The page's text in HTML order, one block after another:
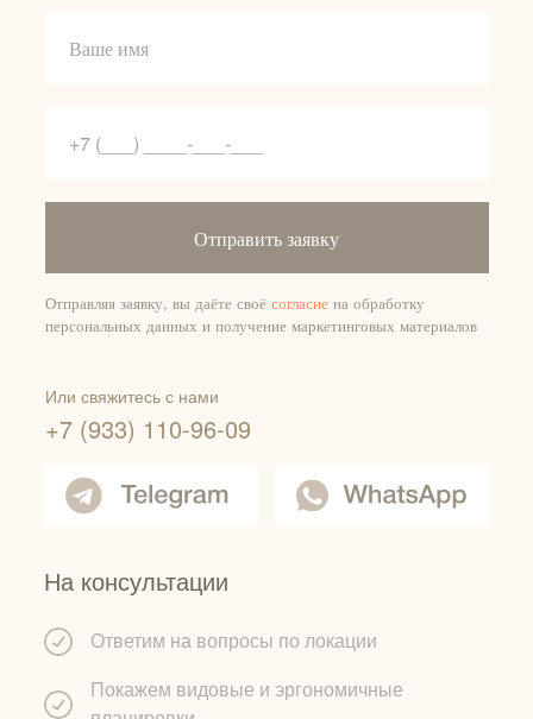
Отправить заявку
Отправляя заявку, вы даёте своё согласиена обработку
персональных данных и получение маркетинговых материалов
Покажем видовые и эргономичные
Ответим на вопросы по локации
На консультации
+7 (933) 110-96-09
Или свяжитесь с нами